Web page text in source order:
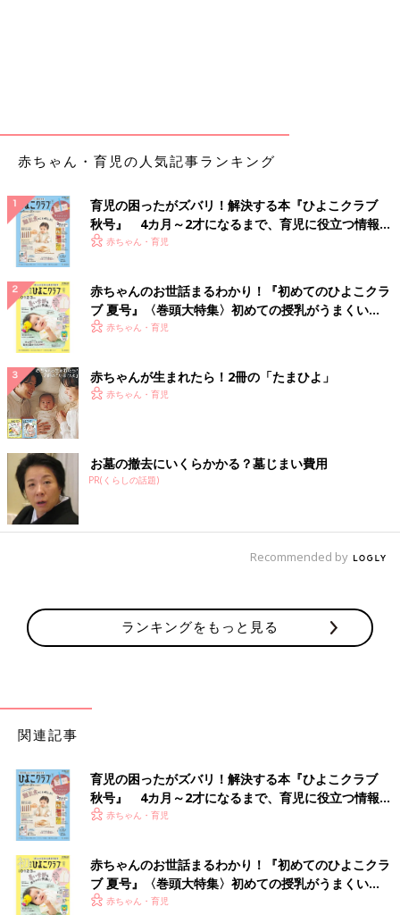
シャツ・ソックス
____pm4さんが購入したのは、半袖Tシャツ2点とソックス2点。
どれもリボンやハートがモチーフとなった、可愛いデザインです
よね♪ ソックスはとても人気で、オンライン販売では即完だった
まわりと差がつく！パッチワーク柄サロペット・ポ
メラニアン柄ソックス
赤ちゃん・育児の人気記事ランキング
育児の困ったがズバリ！解決する本『ひよこクラブ
秋号』 4カ月～2才になるまで、育児に役立つ情報が
いっぱい！
赤ちゃん・育児
赤ちゃんのお世話まるわかり！『初めてのひよこクラ
ブ 夏号』〈巻頭大特集〉初めての授乳がうまくい
く！ おっぱい・ミルクの基本と夏のトラブル 解決テ
赤ちゃん・育児
赤ちゃんが生まれたら！2冊の「たまひよ」
赤ちゃん・育児
お墓の撤去にいくらかかる？墓じまい費用
PR(くらしの話題)
Recommended by
ランキングをもっと見る
関連記事
育児の困ったがズバリ！解決する本『ひよこクラブ
秋号』 4カ月～2才になるまで、育児に役立つ情報が
いっぱい！
赤ちゃん・育児
赤ちゃんのお世話まるわかり！『初めてのひよこクラ
ブ 夏号』〈巻頭大特集〉初めての授乳がうまくい
く！ おっぱい・ミルクの基本と夏のトラブル 解決テ
赤ちゃん・育児